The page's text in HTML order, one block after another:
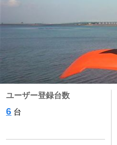
ユーザー登録台数
6 台